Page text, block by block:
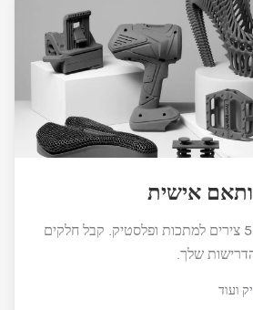
עיבוד CNC ב־3, 4 ו־5 צירים למתכות ופלסטיק. קבל חלקים
שלך.
ועוד